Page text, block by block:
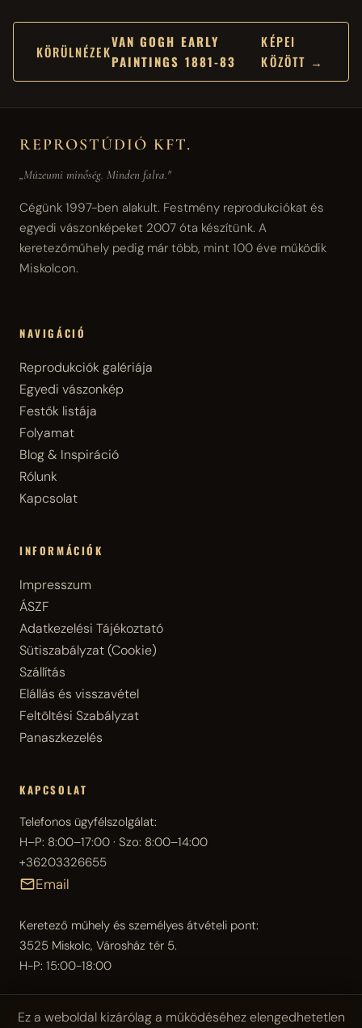
KÖRÜLNÉZEK
VAN GOGH EARLY
PAINTINGS 1881-83
KÉPEI
KÖZÖTT →
REPROSTÚDIÓ KFT.
„Múzeumi minőség. Minden falra."
Cégünk 1997-ben alakult. Festmény reprodukciókat és
egyedi vászonképeket 2007 óta készítünk. A
keretezőműhely pedig már több, mint 100 éve működik
Miskolcon.
NAVIGÁCIÓ
Reprodukciók galériája
Egyedi vászonkép
Festők listája
Folyamat
Blog & Inspiráció
Rólunk
Kapcsolat
INFORMÁCIÓK
Impresszum
ÁSZF
Adatkezelési Tájékoztató
Sütiszabályzat (Cookie)
Szállítás
Elállás és visszavétel
Feltöltési Szabályzat
Panaszkezelés
KAPCSOLAT
Telefonos ügyfélszolgálat:
H–P: 8:00–17:00 · Szo: 8:00–14:00
+36203326655
Email
Keretező műhely és személyes átvételi pont:
3525 Miskolc, Városház tér 5.
H-P: 15:00-18:00
Ez a weboldal kizárólag a működéséhez elengedhetetlen